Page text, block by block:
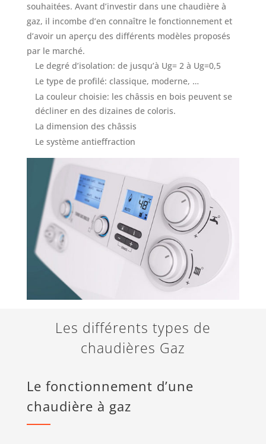
souhaitées. Avant d’investir dans une chaudière à
gaz, il incombe d’en connaître le fonctionnement et
d’avoir un aperçu des différents modèles proposés
par le marché.
Le degré d’isolation: de jusqu’à Ug= 2 à Ug=0,5
Le type de profilé: classique, moderne, …
La couleur choisie: les châssis en bois peuvent se
décliner en des dizaines de coloris.
La dimension des châssis
Le système antieffraction
Les différents types de
chaudières Gaz
Le fonctionnement d’une
chaudière à gaz